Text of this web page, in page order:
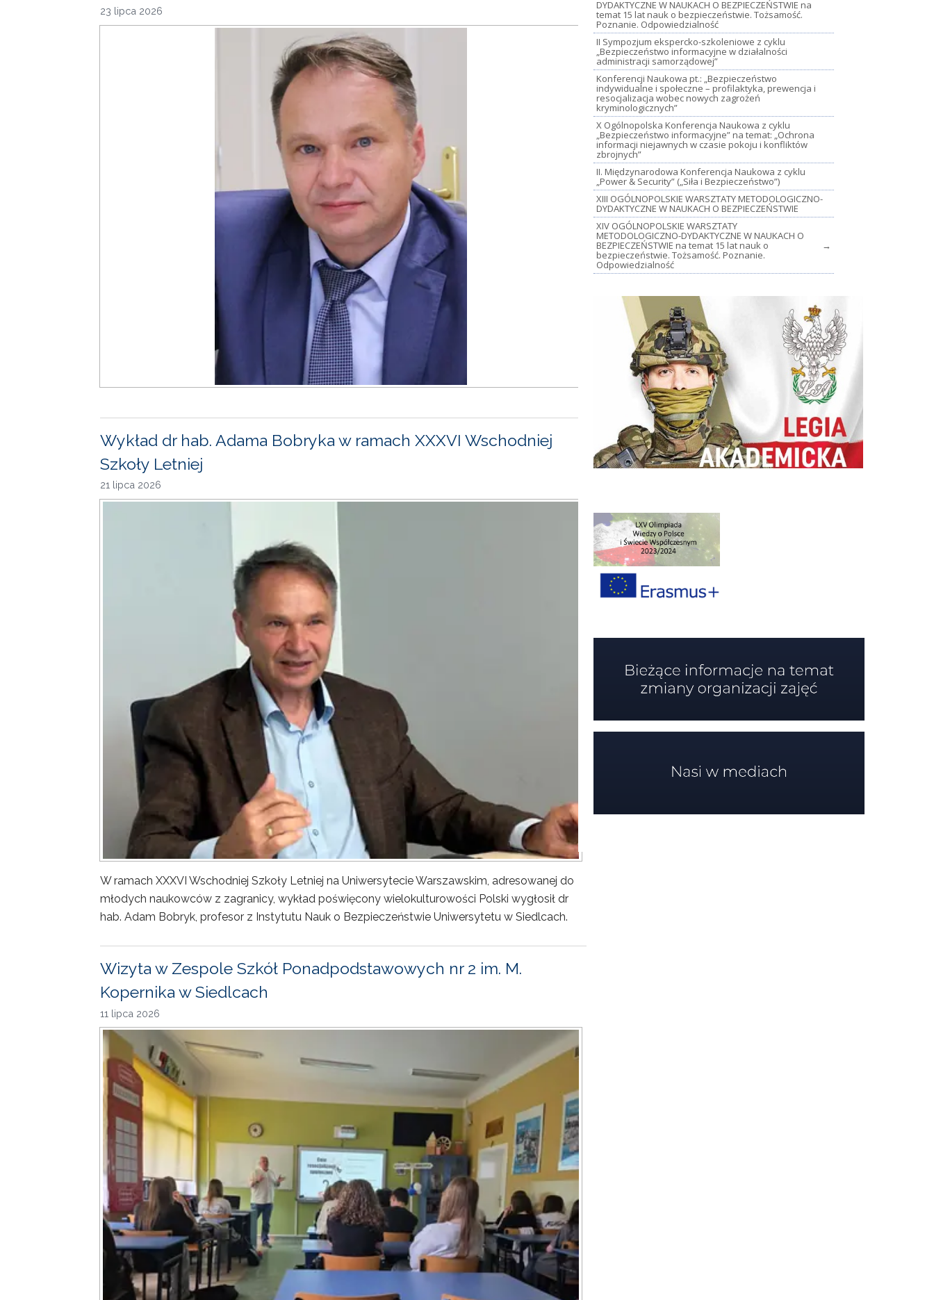
23 lipca 2026
Wykład dr hab. Adama Bobryka w ramach XXXVI Wschodniej
Szkoły Letniej
21 lipca 2026
W ramach XXXVI Wschodniej Szkoły Letniej na Uniwersytecie Warszawskim, adresowanej do
młodych naukowców z zagranicy, wykład poświęcony wielokulturowości Polski wygłosił dr
hab. Adam Bobryk, profesor z Instytutu Nauk o Bezpieczeństwie Uniwersytetu w Siedlcach.
Wizyta w Zespole Szkół Ponadpodstawowych nr 2 im. M.
Kopernika w Siedlcach
11 lipca 2026
DYDAKTYCZNE W NAUKACH O BEZPIECZEŃSTWIE na
temat 15 lat nauk o bezpieczeństwie. Tożsamość.
Poznanie. Odpowiedzialność
II Sympozjum ekspercko-szkoleniowe z cyklu
„Bezpieczeństwo informacyjne w działalności
administracji samorządowej”
Konferencji Naukowa pt.: „Bezpieczeństwo
indywidualne i społeczne – profilaktyka, prewencja i
resocjalizacja wobec nowych zagrożeń
kryminologicznych”
X Ogólnopolska Konferencja Naukowa z cyklu
„Bezpieczeństwo informacyjne” na temat: „Ochrona
informacji niejawnych w czasie pokoju i konfliktów
zbrojnych”
II. Międzynarodowa Konferencja Naukowa z cyklu
„Power & Security” („Siła i Bezpieczeństwo”)
XIII OGÓLNOPOLSKIE WARSZTATY METODOLOGICZNO-
DYDAKTYCZNE W NAUKACH O BEZPIECZEŃSTWIE
XIV OGÓLNOPOLSKIE WARSZTATY
METODOLOGICZNO-DYDAKTYCZNE W NAUKACH O
BEZPIECZEŃSTWIE na temat 15 lat nauk o
bezpieczeństwie. Tożsamość. Poznanie.
Odpowiedzialność
→